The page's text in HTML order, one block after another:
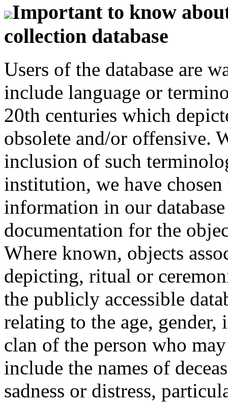
Important to know
collection database
Users of the database are
include language or
20th centuries which
obsolete and/or offensive.
inclusion of such
institution, we have
information in our
documentation for the
Where known, objects
depicting, ritual or
the publicly accessible
relating to the age,
clan of the person who
include the names of
sadness or distress,